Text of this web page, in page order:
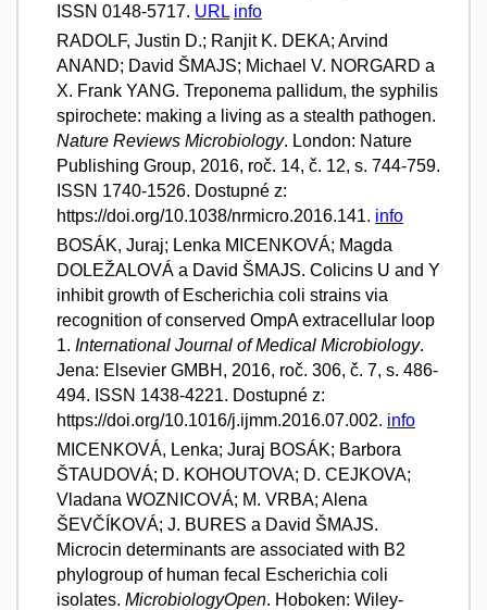
ISSN 0148-5717. URL info
RADOLF, Justin D.; Ranjit K. DEKA; Arvind
ANAND; David ŠMAJS; Michael V. NORGARD a
X. Frank YANG. Treponema pallidum, the syphilis
spirochete: making a living as a stealth pathogen.
Nature Reviews Microbiology. London: Nature
Publishing Group, 2016, roč. 14, č. 12, s. 744-759.
ISSN 1740-1526. Dostupné z:
https://doi.org/10.1038/nrmicro.2016.141. info
BOSÁK, Juraj; Lenka MICENKOVÁ; Magda
DOLEŽALOVÁ a David ŠMAJS. Colicins U and Y
inhibit growth of Escherichia coli strains via
recognition of conserved OmpA extracellular loop
1. International Journal of Medical Microbiology.
Jena: Elsevier GMBH, 2016, roč. 306, č. 7, s. 486-
494. ISSN 1438-4221. Dostupné z:
https://doi.org/10.1016/j.ijmm.2016.07.002. info
MICENKOVÁ, Lenka; Juraj BOSÁK; Barbora
ŠTAUDOVÁ; D. KOHOUTOVA; D. CEJKOVA;
Vladana WOZNICOVÁ; M. VRBA; Alena
ŠEVČÍKOVÁ; J. BURES a David ŠMAJS.
Microcin determinants are associated with B2
phylogroup of human fecal Escherichia coli
isolates. MicrobiologyOpen. Hoboken: Wiley-